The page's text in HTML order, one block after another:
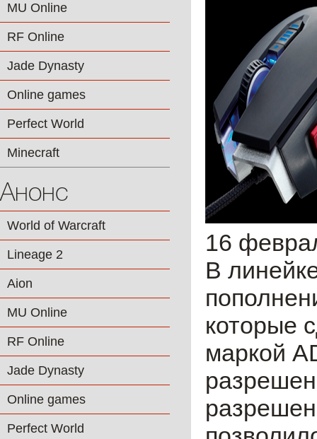
MU Online
RF Online
Jade Dynasty
Online games
Perfect World
Minecraft
Анонс
World of Warcraft
Lineage 2
Aion
MU Online
RF Online
Jade Dynasty
Online games
Perfect World
16
В
которые
маркой